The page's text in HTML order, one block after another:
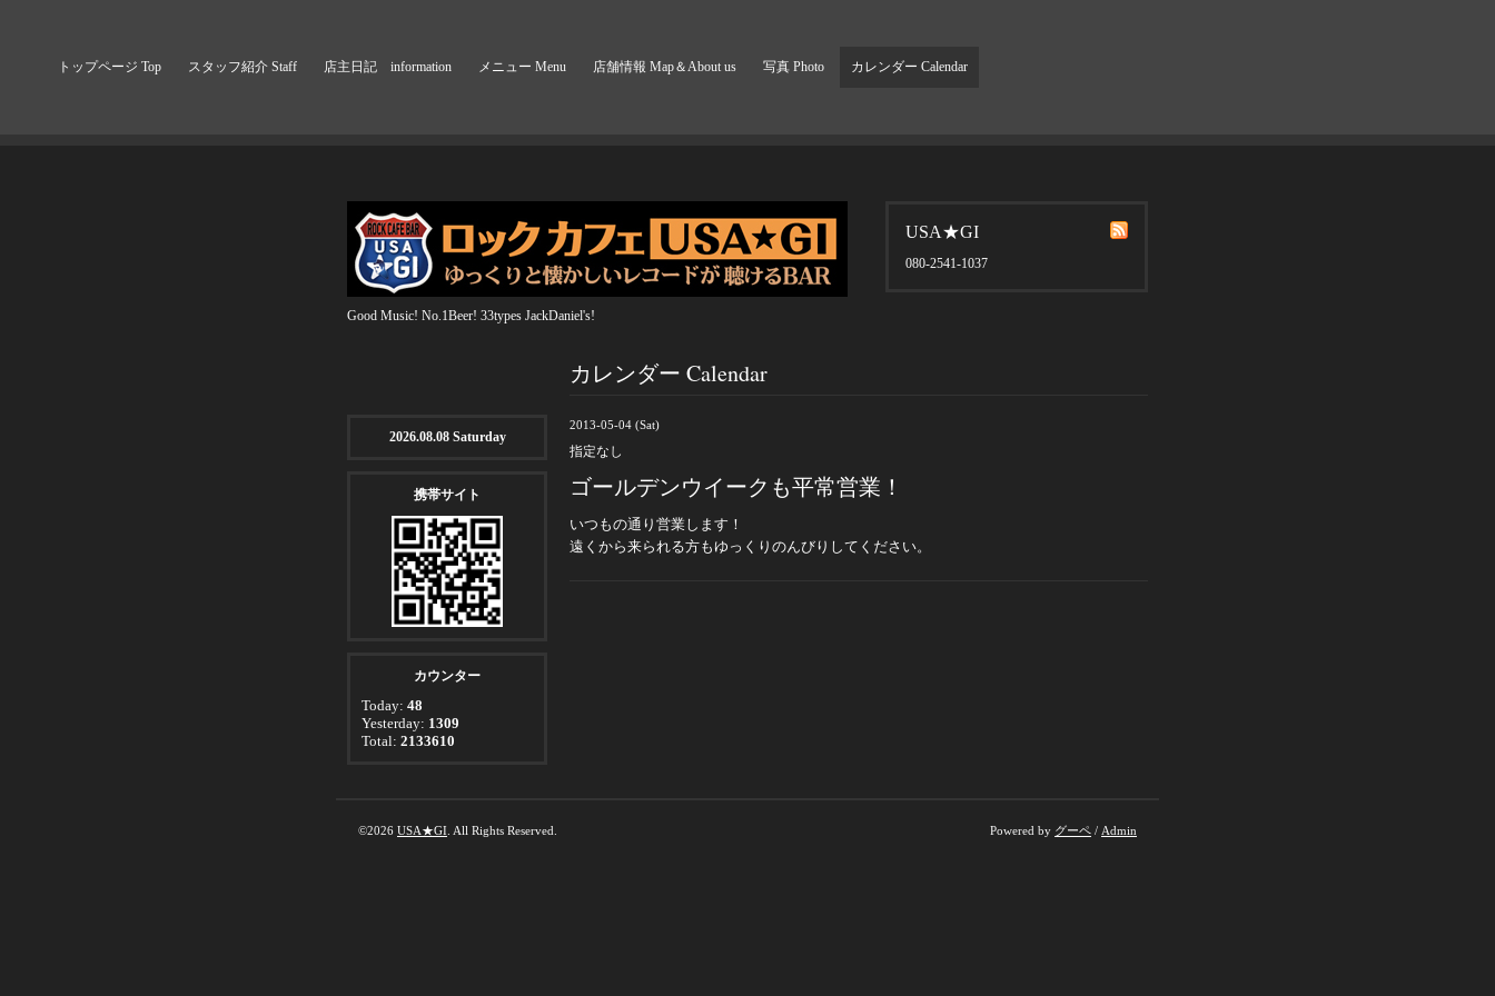
トップページ Top スタッフ紹介 Staff 店主日記 information メニュー Menu 店舗情報 Map＆About us 写真 Photo カレンダー Calendar
USA★GI
080-2541-1037
Good Music! No.1Beer! 33types JackDaniel's!
カレンダー Calendar
2013-05-04 (Sat)
指定なし
ゴールデンウイークも平常営業！
いつもの通り営業します！
遠くから来られる方もゆっくりのんびりしてください。
2026.08.08 Saturday
携帯サイト
カウンター
Today: 48
Yesterday: 1309
Total: 2133610
©2026 USA★GI . All Rights Reserved. Powered by グーペ / Admin